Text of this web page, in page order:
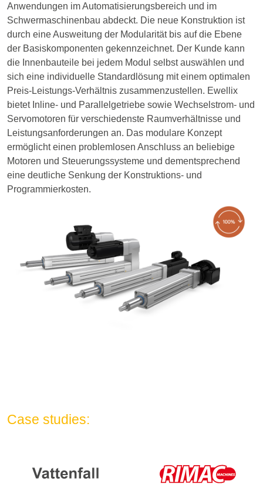
Anwendungen im Automatisierungsbereich und im
Schwermaschinenbau abdeckt. Die neue Konstruktion ist
durch eine Ausweitung der Modularität bis auf die Ebene
der Basiskomponenten gekennzeichnet. Der Kunde kann
die Innenbauteile bei jedem Modul selbst auswählen und
sich eine individuelle Standardlösung mit einem optimalen
Preis-Leistungs-Verhältnis zusammenzustellen. Ewellix
bietet Inline- und Parallelgetriebe sowie Wechselstrom- und
Servomotoren für verschiedenste Raumverhältnisse und
Leistungsanforderungen an. Das modulare Konzept
ermöglicht einen problemlosen Anschluss an beliebige
Motoren und Steuerungssysteme und dementsprechend
eine deutliche Senkung der Konstruktions- und
Programmierkosten.
Case studies: